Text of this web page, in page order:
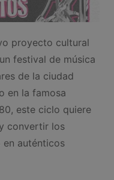
proyecto cultural
festival de música
de la ciudad
en la famosa
este ciclo quiere
convertir los
auténticos